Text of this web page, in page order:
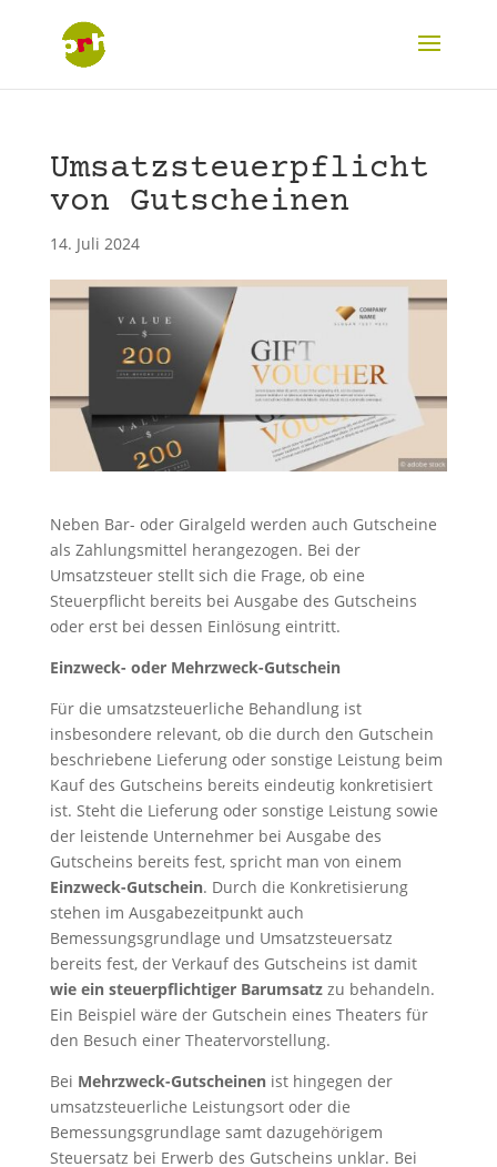
Umsatzsteuerpflicht
von Gutscheinen
14. Juli 2024
Neben Bar- oder Giralgeld werden auch Gutscheine
als Zahlungsmittel herangezogen. Bei der
Umsatzsteuer stellt sich die Frage, ob eine
Steuerpflicht bereits bei Ausgabe des Gutscheins
oder erst bei dessen Einlösung eintritt.
Einzweck- oder Mehrzweck-Gutschein
Für die umsatzsteuerliche Behandlung ist
insbesondere relevant, ob die durch den Gutschein
beschriebene Lieferung oder sonstige Leistung beim
Kauf des Gutscheins bereits eindeutig konkretisiert
ist. Steht die Lieferung oder sonstige Leistung sowie
der leistende Unternehmer bei Ausgabe des
Gutscheins bereits fest, spricht man von einem
Einzweck-Gutschein. Durch die Konkretisierung
stehen im Ausgabezeitpunkt auch
Bemessungsgrundlage und Umsatzsteuersatz
bereits fest, der Verkauf des Gutscheins ist damit
wie ein steuerpflichtiger Barumsatzzu behandeln.
Ein Beispiel wäre der Gutschein eines Theaters für
den Besuch einer Theatervorstellung.
Bei Mehrzweck-Gutscheinenist hingegen der
umsatzsteuerliche Leistungsort oder die
Bemessungsgrundlage samt dazugehörigem
Steuersatz bei Erwerb des Gutscheins unklar. Bei